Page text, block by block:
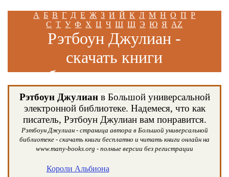
А Б В Г Д Е Ж З И Й К Л М Н О П Р
С Т У Ф Х Ц Ч Ш Щ Э Ю Я AZ
Рэтбоун Джулиан -
скачать книги
бесплатно и читать
книги онлайн
Рэтбоун Джулианв Большой универсальной
электронной библиотеке. Надемеся, что как
писатель, Рэтбоун Джулиан вам понравится.
Рэтбоун Джулиан - страница автора в Большой универсальной
библиотеке - скачать книги бесплатно и читать книги онлайн на
www.many-books.org - полные версии без регистрации
Короли Альбиона